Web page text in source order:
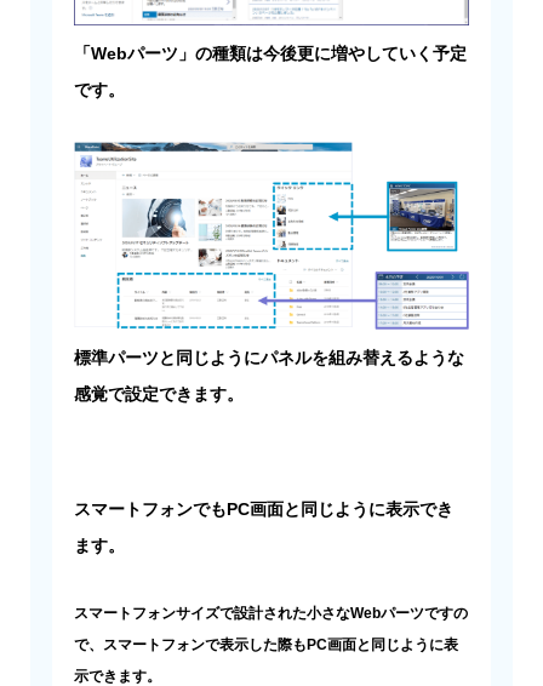
「Webパーツ」の種類は今後更に増やしていく予定
です。
標準パーツと同じようにパネルを組み替えるような
感覚で設定できます。
スマートフォンでもPC画面と同じように表示でき
ます。
スマートフォンサイズで設計された小さなWebパーツですの
で、スマートフォンで表示した際もPC画面と同じように表
示できます。